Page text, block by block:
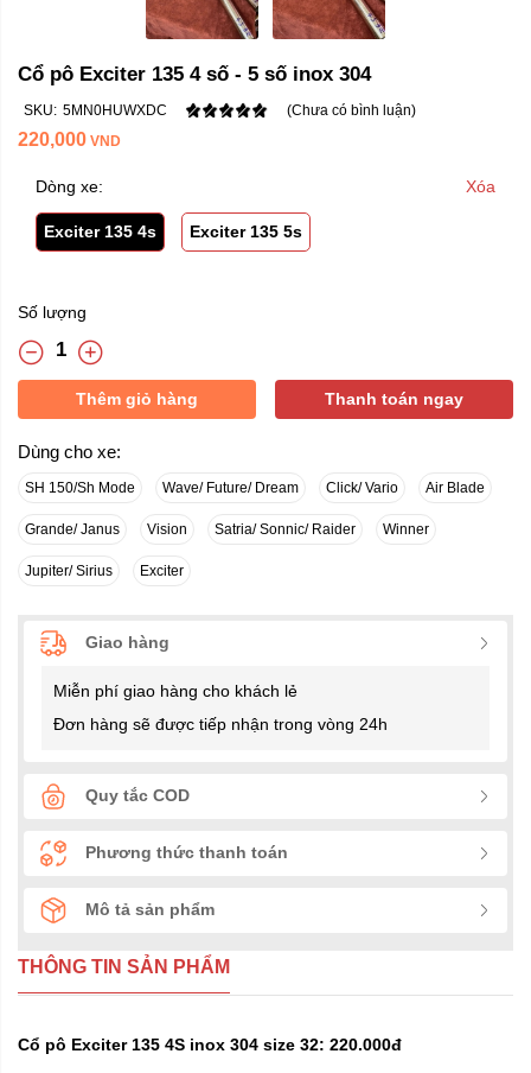
Cổ pô Exciter 135 4 số - 5 số inox 304
SKU: 5MN0HUWXDC (Chưa có bình luận)
220,000 VND
Dòng xe: Xóa
Exciter 135 4s Exciter 135 5s
Số lượng
Thêm giỏ hàng Thanh toán ngay
Dùng cho xe:
SH 150/Sh Mode Wave/ Future/ Dream Click/ Vario Air Blade
Grande/ Janus Vision Satria/ Sonnic/ Raider Winner
Jupiter/ Sirius Exciter
Giao hàng
Miễn phí giao hàng cho khách lẻ
Đơn hàng sẽ được tiếp nhận trong vòng 24h
Quy tắc COD
Phương thức thanh toán
Mô tả sản phẩm
THÔNG TIN SẢN PHẨM
Cổ pô Exciter 135 4S inox 304 size 32: 220.000đ